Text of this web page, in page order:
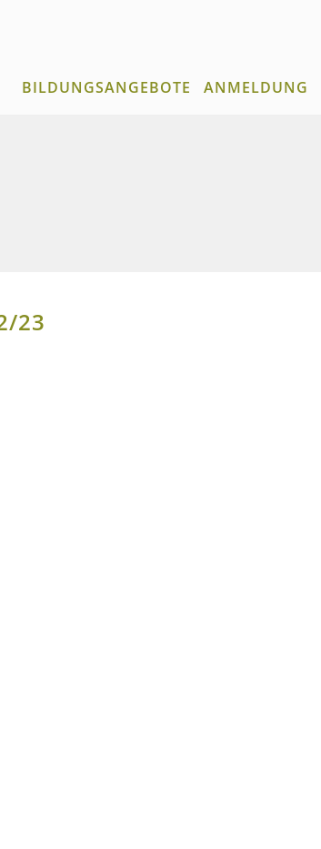
BILDUNGSANGEBOTE ANMELDUNG
23